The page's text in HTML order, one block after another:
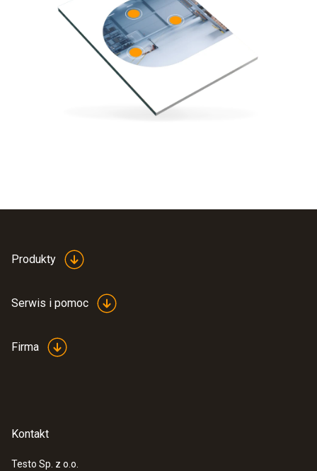
Produkty
Serwis i pomoc
Firma
Kontakt
Testo Sp. z o.o.